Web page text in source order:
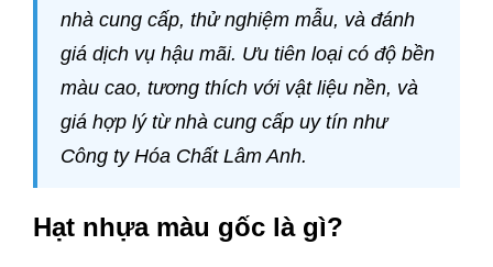
nhà cung cấp, thử nghiệm mẫu, và đánh
giá dịch vụ hậu mãi. Ưu tiên loại có độ bền
màu cao, tương thích với vật liệu nền, và
giá hợp lý từ nhà cung cấp uy tín như
Công ty Hóa Chất Lâm Anh.
Hạt nhựa màu gốc là gì?